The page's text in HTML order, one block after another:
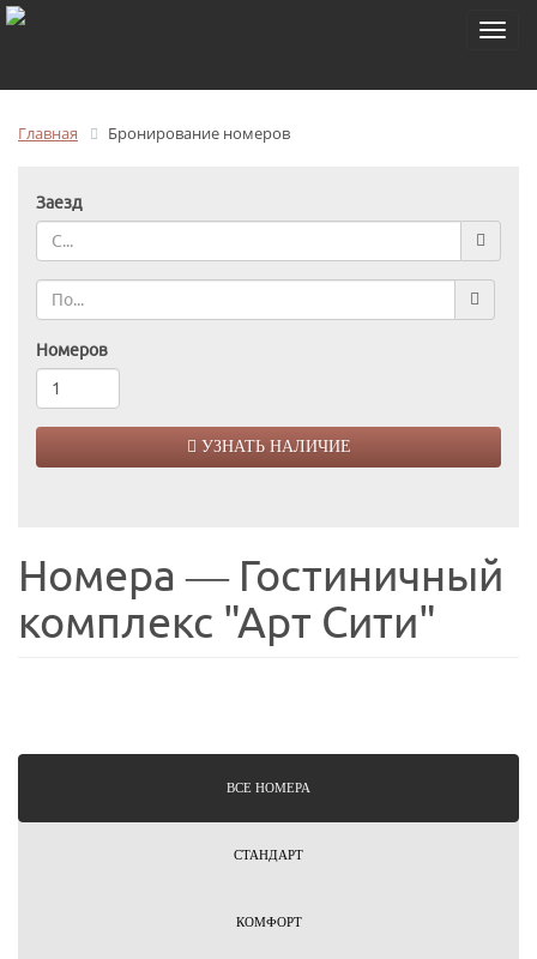
Toggle
Главная Бронирование номеров
Заезд
Номеров
УЗНАТЬ НАЛИЧИЕ
Номера — Гостиничный
комплекс "Арт Сити"
ВCЕ НОМЕРА
СТАНДАРТ
КОМФОРТ